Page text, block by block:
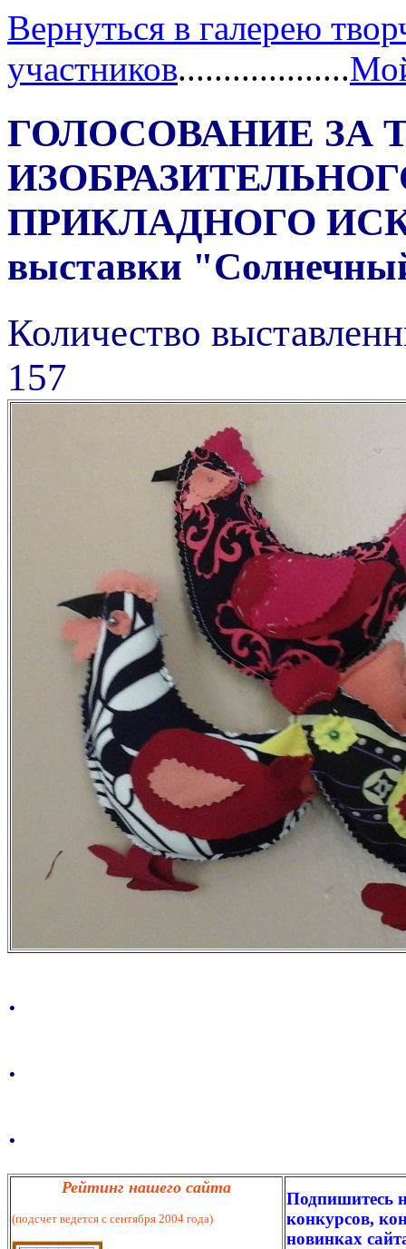
Вернуться в галерею
участников...................
ГОЛОСОВАНИЕ ЗА
ПРИКЛАДНОГО
выставки
Количество
157
.
.
.
Рейтинг нашего сайта
(подсчет ведется с сентября 2004 года)
Подпишитесь
конкурсов,
новинках